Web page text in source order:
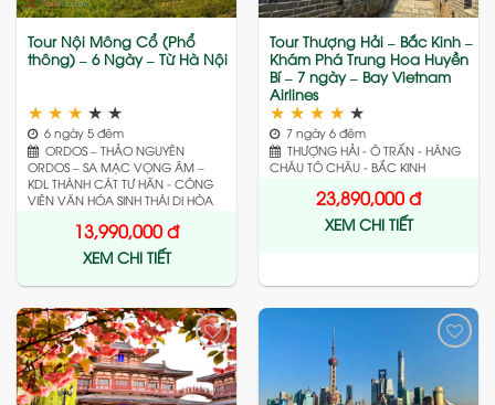
Tour Nội Mông Cổ (Phổ
thông) – 6 Ngày – Từ Hà Nội
★ ★ ★ ★ ★
6 ngày 5 đêm
ORDOS – THẢO NGUYÊN
ORDOS – SA MẠC VỌNG ÂM –
KDL THÀNH CÁT TƯ HÃN - CÔNG
VIÊN VĂN HÓA SINH THÁI DI HÒA
13,990,000đ
XEM CHI TIẾT
Tour Thượng Hải – Bắc Kinh –
Khám Phá Trung Hoa Huyền
Bí – 7 ngày – Bay Vietnam
Airlines
★ ★ ★ ★ ★
7 ngày 6 đêm
THƯỢNG HẢI - Ô TRẤN - HÀNG
CHÂU TÔ CHÂU - BẮC KINH
23,890,000đ
XEM CHI TIẾT
Add
to
wishlist
wishlist